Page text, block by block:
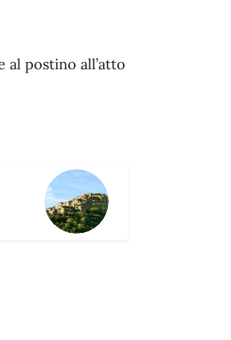
al postino all’atto